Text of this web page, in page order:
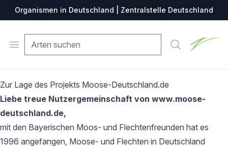
Organismen in Deutschland | Zentralstelle Deutschland
Open menu Suche
Zur Lage des Projekts Moose-Deutschland.de
Liebe treue Nutzergemeinschaft von www.moose-
deutschland.de,
mit den Bayerischen Moos- und Flechtenfreunden hat es
1996 angefangen, Moose- und Flechten in Deutschland